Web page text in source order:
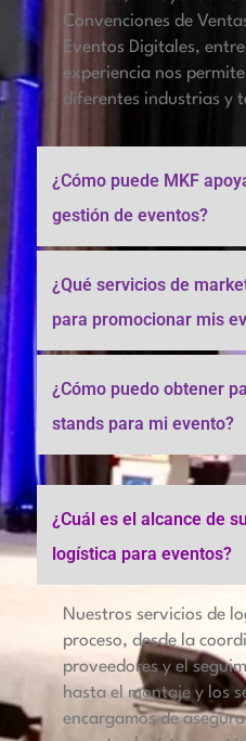
Convenciones de
Eventos Digitales,
experiencia nos
diferentes industrias y
¿Cómo puede MKF
gestión de eventos?
¿Qué servicios de
para promocionar mis
¿Cómo puedo obtener
stands para mi evento?
¿Cuál es el alcance de
logística para eventos?
Nuestros servicios de
proceso, desde la
proveedores y el
hasta el montaje y los
encargamos de